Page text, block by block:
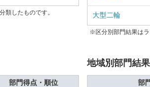
類したものです。 大型二輪
※区分別部門結果はラ
部門得点・順位
地域別部門結果
部